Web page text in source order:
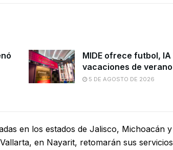
MIDE ofrece futbol, lA
vacaciones de verano
5 DE AGOSTO DE 2026
en los estados de Jalisco, Michoacán
en Nayarit, retomarán sus